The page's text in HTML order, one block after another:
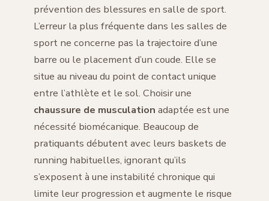
prévention des blessures en salle de sport.
L’erreur la plus fréquente dans les salles de
sport ne concerne pas la trajectoire d’une
barre ou le placement d’un coude. Elle se
situe au niveau du point de contact unique
entre l’athlète et le sol. Choisir une
chaussure de musculation adaptée est une
nécessité biomécanique. Beaucoup de
pratiquants débutent avec leurs baskets de
running habituelles, ignorant qu’ils
s’exposent à une instabilité chronique qui
limite leur progression et augmente le risque